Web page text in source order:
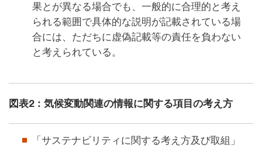
果とが異なる場合でも、一般的に合理的と考え
られる範囲で具体的な説明が記載されている場
合には、ただちに虚偽記載等の責任を負わない
と考えられている。
図表2：気候変動関連の情報に関する項目の考え方
「サステナビリティに関する考え方及び取組」